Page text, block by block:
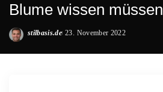
Blume wissen müssen
Posted
stilbasis.de 23. November 2022